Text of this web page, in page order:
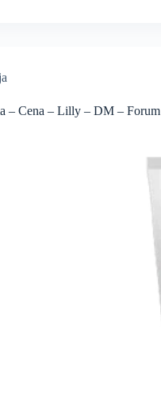
– Cena – Lilly – DM – Forum